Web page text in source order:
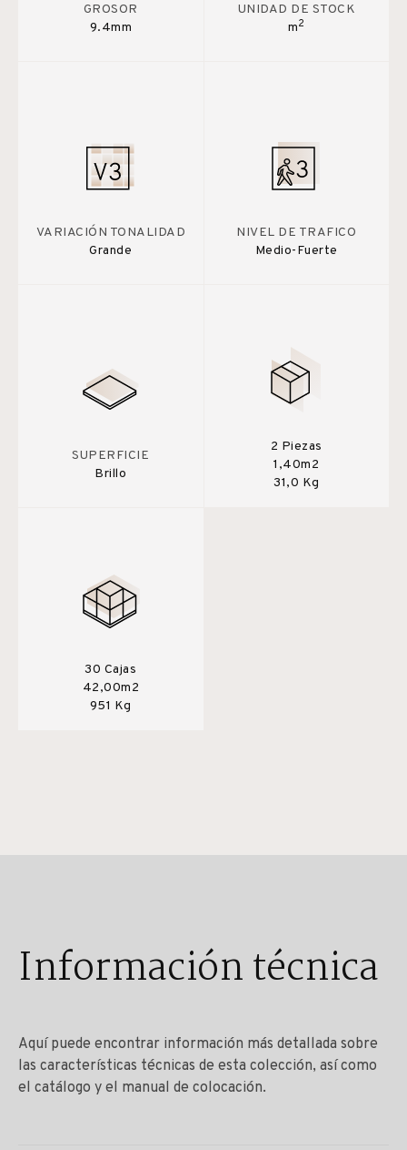
GROSOR
9.4mm
UNIDAD DE STOCK
m2
VARIACIÓN TONALIDAD
Grande
NIVEL DE TRAFICO
Medio-Fuerte
SUPERFICIE
Brillo
2 Piezas
1,40m2
31,0 Kg
30 Cajas
42,00m2
951 Kg
Información técnica
Aquí puede encontrar información más detallada sobre
las características técnicas de esta colección, así como
el catálogo y el manual de colocación.